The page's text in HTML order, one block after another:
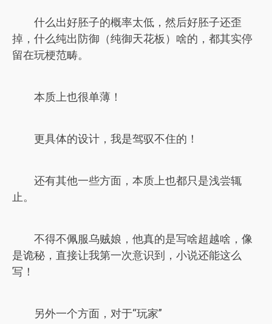
什么出好胚子的概率太低，然后好胚子还歪
掉，什么纯出防御（纯御天花板）啥的，都其实停
留在玩梗范畴。
本质上也很单薄！
更具体的设计，我是驾驭不住的！
还有其他一些方面，本质上也都只是浅尝辄
止。
不得不佩服乌贼娘，他真的是写啥超越啥，像
是诡秘，直接让我第一次意识到，小说还能这么
写！
另外一个方面，对于“玩家”